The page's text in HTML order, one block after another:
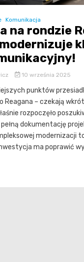
Komunikacja
na rondzie
modernizuje
10 września 2025
punktów
Reagana – czekają
rozpoczęło
dokumentację
modernizacji
ma poprawić